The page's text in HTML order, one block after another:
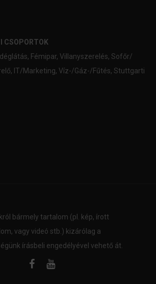
CSOPORTOK
, Fémipar, Villanyszerelés, Sofőr/
, IT/Marketing, Víz-/Gáz-/Fűtés, Stuttgarti
bármely tartalom (pl. kép, írott
vagy videó stb.) kizárólag a
írásbeli engedélyével vehető át.